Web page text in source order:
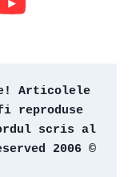
Articolele
reproduse
scris al
2006 ©